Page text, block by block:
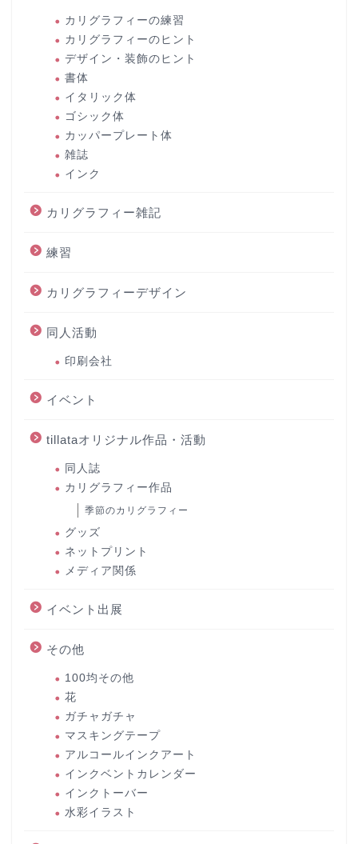
カリグラフィーの練習
カリグラフィーのヒント
デザイン・装飾のヒント
書体
イタリック体
ゴシック体
カッパープレート体
雑誌
インク
カリグラフィー雑記
練習
カリグラフィーデザイン
同人活動
印刷会社
イベント
tillataオリジナル作品・活動
同人誌
カリグラフィー作品
季節のカリグラフィー
グッズ
ネットプリント
メディア関係
イベント出展
その他
100均その他
花
ガチャガチャ
マスキングテープ
アルコールインクアート
インクベントカレンダー
インクトーバー
水彩イラスト